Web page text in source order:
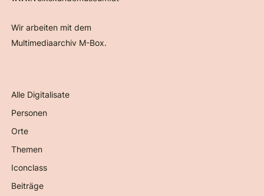
Wir arbeiten mit dem
Multimediaarchiv M-Box.
Alle Digitalisate
Personen
Orte
Themen
Iconclass
Beiträge